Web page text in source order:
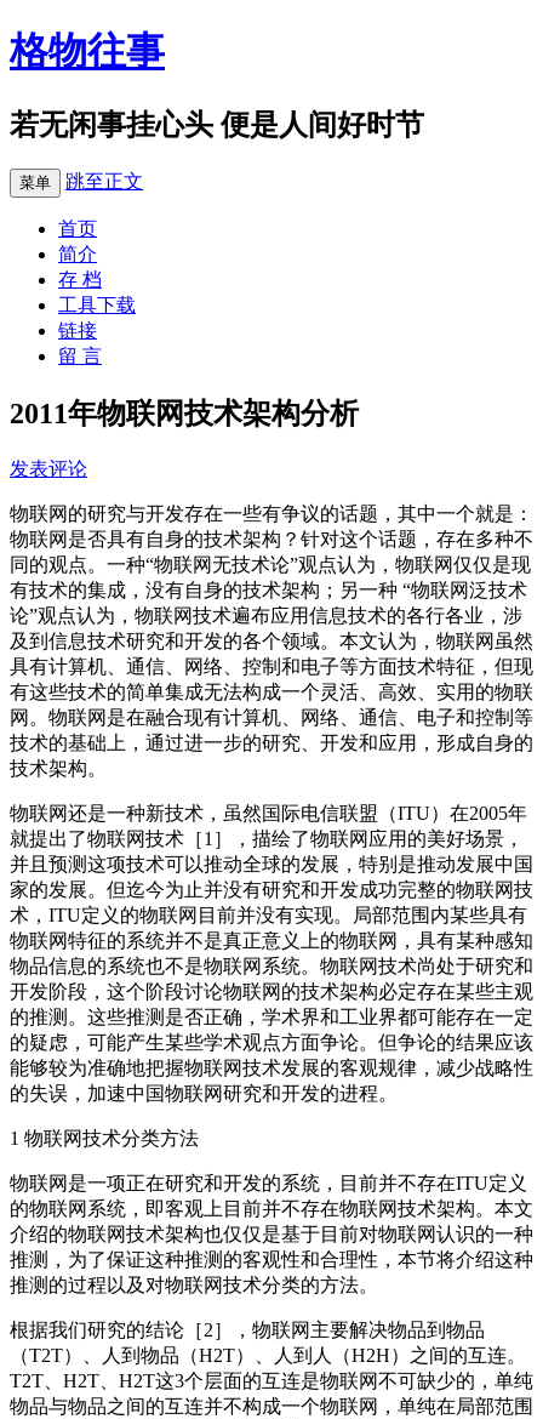
格物往事
若无闲事挂心头 便是人间好时节
菜单 跳至正文
首页
简介
存 档
工具下载
链接
留 言
2011年物联网技术架构分析
发表评论
物联网的研究与开发存在一些有争议的话题，其中一个就是：
物联网是否具有自身的技术架构？针对这个话题，存在多种不
同的观点。一种“物联网无技术论”观点认为，物联网仅仅是现
有技术的集成，没有自身的技术架构；另一种 “物联网泛技术
论”观点认为，物联网技术遍布应用信息技术的各行各业，涉
及到信息技术研究和开发的各个领域。本文认为，物联网虽然
具有计算机、通信、网络、控制和电子等方面技术特征，但现
有这些技术的简单集成无法构成一个灵活、高效、实用的物联
网。物联网是在融合现有计算机、网络、通信、电子和控制等
技术的基础上，通过进一步的研究、开发和应用，形成自身的
技术架构。
物联网还是一种新技术，虽然国际电信联盟（ITU）在2005年
就提出了物联网技术［1］，描绘了物联网应用的美好场景，
并且预测这项技术可以推动全球的发展，特别是推动发展中国
家的发展。但迄今为止并没有研究和开发成功完整的物联网技
术，ITU定义的物联网目前并没有实现。局部范围内某些具有
物联网特征的系统并不是真正意义上的物联网，具有某种感知
物品信息的系统也不是物联网系统。物联网技术尚处于研究和
开发阶段，这个阶段讨论物联网的技术架构必定存在某些主观
的推测。这些推测是否正确，学术界和工业界都可能存在一定
的疑虑，可能产生某些学术观点方面争论。但争论的结果应该
能够较为准确地把握物联网技术发展的客观规律，减少战略性
的失误，加速中国物联网研究和开发的进程。
1 物联网技术分类方法
物联网是一项正在研究和开发的系统，目前并不存在ITU定义
的物联网系统，即客观上目前并不存在物联网技术架构。本文
介绍的物联网技术架构也仅仅是基于目前对物联网认识的一种
推测，为了保证这种推测的客观性和合理性，本节将介绍这种
推测的过程以及对物联网技术分类的方法。
根据我们研究的结论［2］，物联网主要解决物品到物品
（T2T）、人到物品（H2T）、人到人（H2H）之间的互连。
T2T、H2T、H2T这3个层面的互连是物联网不可缺少的，单纯
物品与物品之间的互连并不构成一个物联网，单纯在局部范围